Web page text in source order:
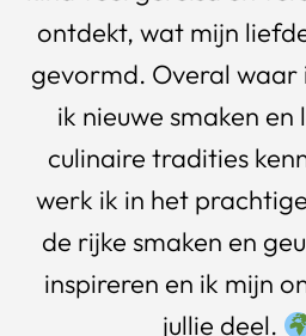
ontdekt, wat mijn
gevormd. Overal waar
ik nieuwe smaken en
culinaire tradities
werk ik in het
de rijke smaken en
inspireren en ik mijn
jullie deel.